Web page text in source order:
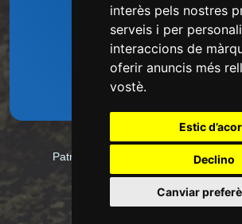
interès pels nostres
serveis i per
interaccions de
oferir anuncis més
vostè.
Estic
Declino
Canviar
C. de Santa Anna, 3 1a | 43500
Tel. 0034 977 44 44 47
Patronat de Turisme de la Diputació
Avís legal
Protecció de dades